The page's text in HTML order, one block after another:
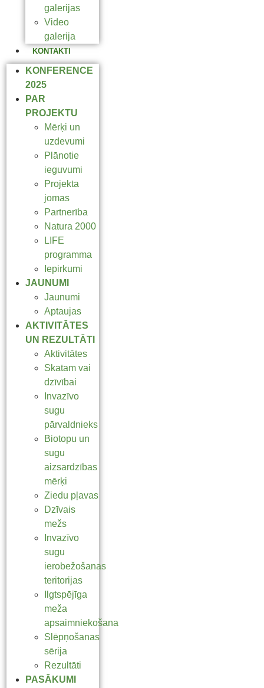
galerijas
Video
galerija
KONTAKTI
KONFERENCE
2025
PAR
PROJEKTU
Mērķi un
uzdevumi
Plānotie
ieguvumi
Projekta
jomas
Partnerība
Natura 2000
LIFE
programma
Iepirkumi
JAUNUMI
Jaunumi
Aptaujas
AKTIVITĀTES
UN REZULTĀTI
Aktivitātes
Skatam vai
dzīvībai
Invazīvo
sugu
pārvaldnieks
Biotopu un
sugu
aizsardzības
mērķi
Ziedu pļavas
Dzīvais
mežs
Invazīvo
sugu
ierobežošanas
teritorijas
Ilgtspējīga
meža
apsaimniekošana
Slēpņošanas
sērija
Rezultāti
PASĀKUMI